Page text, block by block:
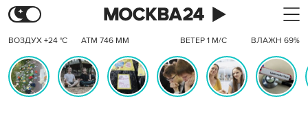
ВОЗДУХ +24 °C АТМ 746 ММ ВЕТЕР 1 М/С ВЛАЖН 69%